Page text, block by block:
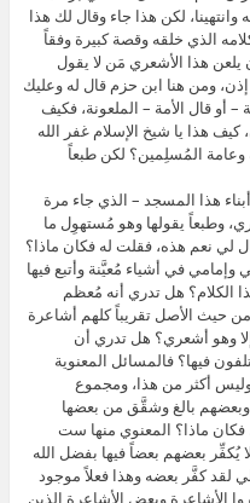
لكن هذا جاء وقال لك هذا
الذي خلقه وقصة كبيرة وفقاً
هذا الأشعري مَن لا يقول
إذن، ومن هنا ابن حزم قال له وعليك
أو قال الأمة – الملعونة، فكيف
هذا يا شيخ الإسلام غفر الله
وعامة المُسلِمين؟ لكن طبعاً
هذا المسجد – الذي جاء مرة
وطبعاً يقولها وهو مُستهوِل ما
نعم هذه، فقلت له فكان ماذا؟
في أشياء مُعيَّنة وأتبع فيها
الكلام؟ هل تدري أنه مُعظم
حيث الأصل تقريباً كلهم أشاعرة
إلا وهو أشعري؟ هل تدري أن
فيها؟ فالمسائل المعنوية
أكثر من هذا، ومجموع
بالغ وشقَّق من بعضها
ماذا؟ المعنوي منها ست
بعضهم بعضاً فيها بفضل الله
لي لقد كفَّر بعضه وهذا فعلاً موجود
الأشاعرة وبعض الأشاعرة الذين